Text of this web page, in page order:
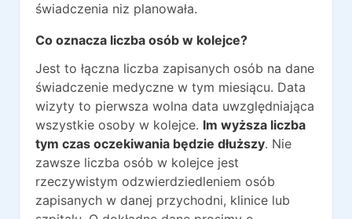
świadczenia niz planowała.
Co oznacza liczba osób w kolejce?
Jest to łączna liczba zapisanych osób na dane
świadczenie medyczne w tym miesiącu. Data
wizyty to pierwsza wolna data uwzględniająca
wszystkie osoby w kolejce. Im wyższa liczba
tym czas oczekiwania będzie dłuższy. Nie
zawsze liczba osób w kolejce jest
rzeczywistym odzwierdziedleniem osób
zapisanych w danej przychodni, klinice lub